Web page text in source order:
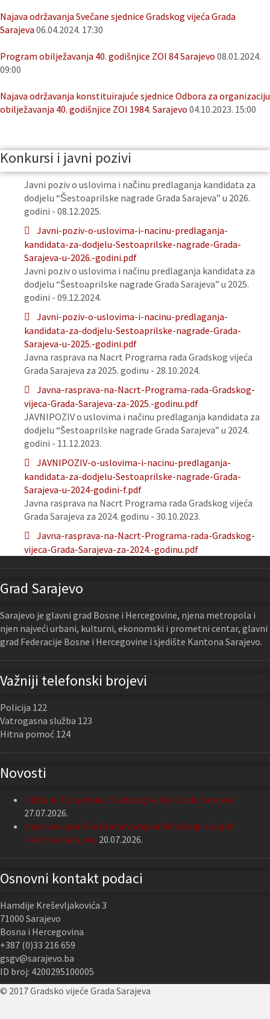
Najava održavanja Svečane sjednice Gradskog vijeća Grada
Sarajeva 06.04.2024. 17:30
Program obilježavanja 40. godišnjice ZOI 84 Sarajevo 08.01.2024.
09:00
Najava održavanja konstituirajuće sjednice Odbora za organizaciju
obilježavanja 40. godišnjice ZOI 1984. Sarajevo 04.10.2023. 15:00
Konkursi i javni pozivi
Javni poziv o uslovima i načinu predlaganja kandidata za
dodjelu “Šestoaprilske nagrade Grada Sarajeva” u 2026.
godini - 08.12.2025.
Javni-poziv-o-uslovima-i-nacinu-predlaganja-
kandidata-za-dodjelu-Sestoaprilske-nagrade-Grada-
Sarajeva-u-2026.-godini.pdf
Javni poziv o uslovima i načinu predlaganja kandidata za
dodjelu “Šestoaprilske nagrade Grada Sarajeva” u 2025.
godini - 09.12.2024.
Javni-poziv-o-uslovima-i-nacinu-predlaganja-
kandidata-za-dodjelu-Sestoaprilske-nagrade-Grada-
Sarajeva-u-2025.-godini.pdf
Javna rasprava na Nacrt Programa rada Gradskog vijeća
Grada Sarajeva za 2025. godinu - 28.10.2024.
Javna-rasprava-na-Nacrt-Programa-rada-Gradskog-
vijeca-Grada-Sarajeva-za-2025.-godinu.pdf
JAVNIPOZIV o uslovima i načinu predlaganja kandidata za
dodjelu “Šestoaprilske nagrade Grada Sarajeva” u 2024.
godini - 11.12.2023.
JAVNIPOZIV-o-uslovima-i-nacinu-predlaganja-
kandidata-za-dodjelu-Sestoaprilske-nagrade-Grada-
Sarajeva-u-2024-godini-f.pdf
Javna rasprava na Nacrt Programa rada Gradskog vijeća
Grada Sarajeva za 2024. godinu - 30.10.2023.
Javna-rasprava-na-Nacrt-Programa-rada-Gradskog-
vijeca-Grada-Sarajeva-za-2024.-godinu.pdf
Grad Sarajevo
Sarajevo je glavni grad Bosne i Hercegovine, njena metropola i
njen najveći urbani, kulturni, ekonomski i prometni centar, glavni
grad Federacije Bosne i Hercegovine i sjedište Kantona Sarajevo.
Važniji telefonski brojevi
Policija 122
Vatrogasna služba 123
Hitna pomoć 124
Novosti
Održana 13. sjednica Gradskog vijeća Grada Sarajeva
27.07.2026.
Nastavak podrške Grada Sarajeva Udruženju slijepih
Kantona Sarajevo 20.07.2026.
Osnovni kontakt podaci
Hamdije Kreševljakovića 3
71000 Sarajevo
Bosna i Hercegovina
+387 (0)33 216 659
gsgv@sarajevo.ba
ID broj: 4200295100005
© 2017 Gradsko vijeće Grada Sarajeva